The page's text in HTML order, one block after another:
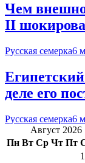
Чем
II
Русская семерка6
деле его
Русская семерка6
Август 2026
Пн Вт Ср Чт Пт
1